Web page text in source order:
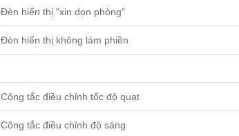
Đèn hiển thị "xin dọn phòng"
Đèn hiển thị không làm phiền
Công tắc điều chỉnh tốc độ quạt
Công tắc điều chỉnh độ sáng